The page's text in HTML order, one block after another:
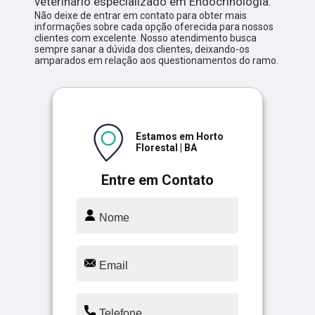
Não deixe de entrar em contato para obter mais
informações sobre cada opção oferecida para nossos
clientes com excelente. Nosso atendimento busca
sempre sanar a dúvida dos clientes, deixando-os
amparados em relação aos questionamentos do ramo.
Entre em Contato
Estamos em Horto
Florestal | BA